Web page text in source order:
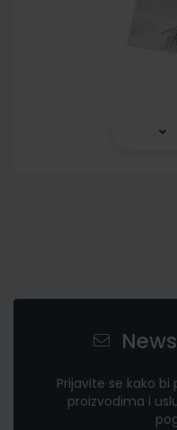
Prijavite se kako
proizvodima i